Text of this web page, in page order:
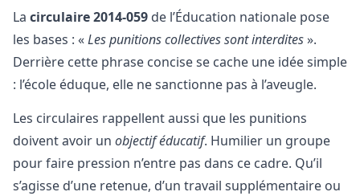
La circulaire 2014-059 de l’Éducation nationale pose
les bases : «Les punitions collectives sont interdites».
Derrière cette phrase concise se cache une idée simple
: l’école éduque, elle ne sanctionne pas à l’aveugle.
Les circulaires rappellent aussi que les punitions
doivent avoir un objectif éducatif. Humilier un groupe
pour faire pression n’entre pas dans ce cadre. Qu’il
s’agisse d’une retenue, d’un travail supplémentaire ou